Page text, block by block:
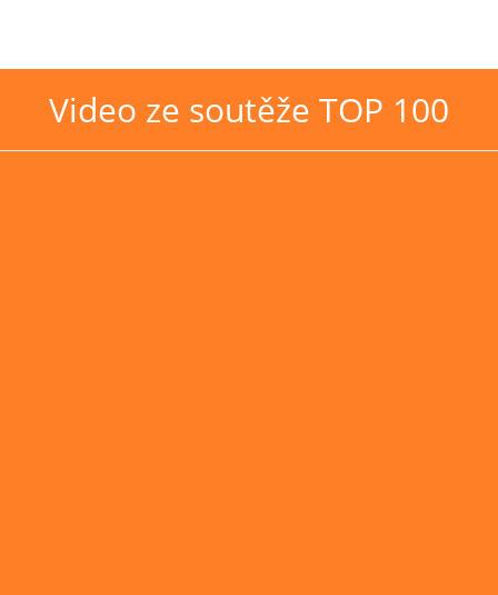
Video ze soutěže TOP 100